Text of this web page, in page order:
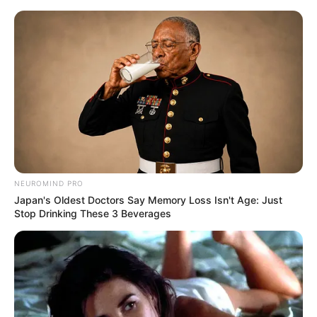
HOME
Home > ACS Concurso > Notícia > Prefeitura >
Saúde com
Agente: saiba como proceder para emitir o Atestado de Matrícula
NEUROMIND PRO
Japan's Oldest Doctors Say Memory Loss Isn't Age: Just
Stop Drinking These 3 Beverages